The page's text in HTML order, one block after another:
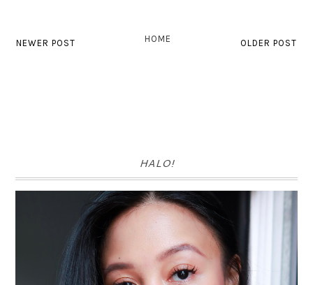
NEWER POST OLDER POST
HOME
HALO!